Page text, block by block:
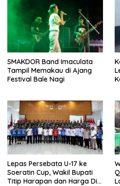
SMAKDOR Band Imaculata
Tampil Memakau di Ajang
Festival Bale Nagi
Lepas Persebata U-17 ke
Soeratin Cup, Wakil Bupati
Titip Harapan dan Harga Diri